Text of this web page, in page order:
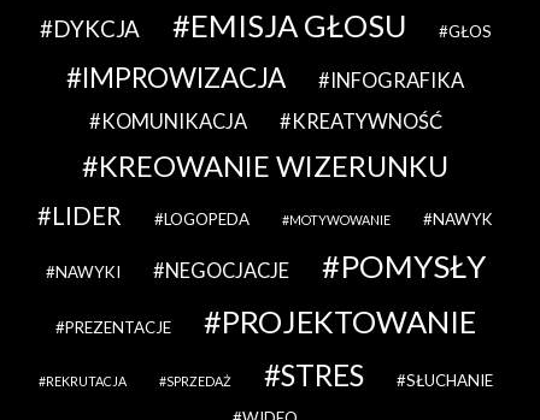
DYKCJA EMISJA GŁOSU GŁOS
IMPROWIZACJA
INFOGRAFIKA
KOMUNIKACJA
KREATYWNOŚĆ
KREOWANIE WIZERUNKU
LIDER LOGOPEDA MOTYWOWANIE NAWYK
NAWYKI NEGOCJACJE POMYSŁY
PREZENTACJE PROJEKTOWANIE
REKRUTACJA SPRZEDAŻ STRES
SŁUCHANIE